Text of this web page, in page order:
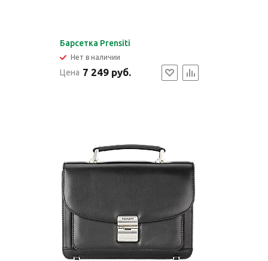
Барсетка Prensiti
Нет в наличии
Цена 7 249 руб.